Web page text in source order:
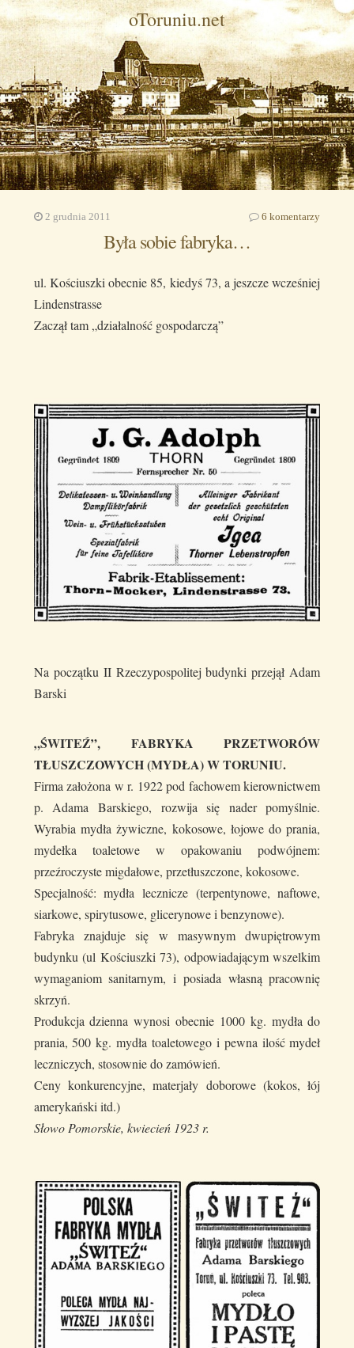
oToruniu.net
2 grudnia 2011 6 komentarzy
Była sobie fabryka…
ul. Kościuszki obecnie 85, kiedyś 73, a jeszcze wcześniej
Lindenstrasse
Zaczął tam „działalność gospodarczą”
Na początku II Rzeczypospolitej budynki przejął Adam
Barski
„ŚWITEŹ”, FABRYKA PRZETWORÓW
TŁUSZCZOWYCH (MYDŁA) W TORUNIU.
Firma założona w r. 1922 pod fachowem kierownictwem
p. Adama Barskiego, rozwija się nader pomyślnie.
Wyrabia mydła żywiczne, kokosowe, łojowe do prania,
mydełka toaletowe w opakowaniu podwójnem:
przeźroczyste migdałowe, przetłuszczone, kokosowe.
Specjalność: mydła lecznicze (terpentynowe, naftowe,
siarkowe, spirytusowe, glicerynowe i benzynowe).
Fabryka znajduje się w masywnym dwupiętrowym
budynku (ul Kościuszki 73), odpowiadającym wszelkim
wymaganiom sanitarnym, i posiada własną pracownię
skrzyń.
Produkcja dzienna wynosi obecnie 1000 kg. mydła do
prania, 500 kg. mydła toaletowego i pewna ilość mydeł
leczniczych, stosownie do zamówień.
Ceny konkurencyjne, materjały doborowe (kokos, łój
amerykański itd.)
Słowo Pomorskie, kwiecień 1923 r.